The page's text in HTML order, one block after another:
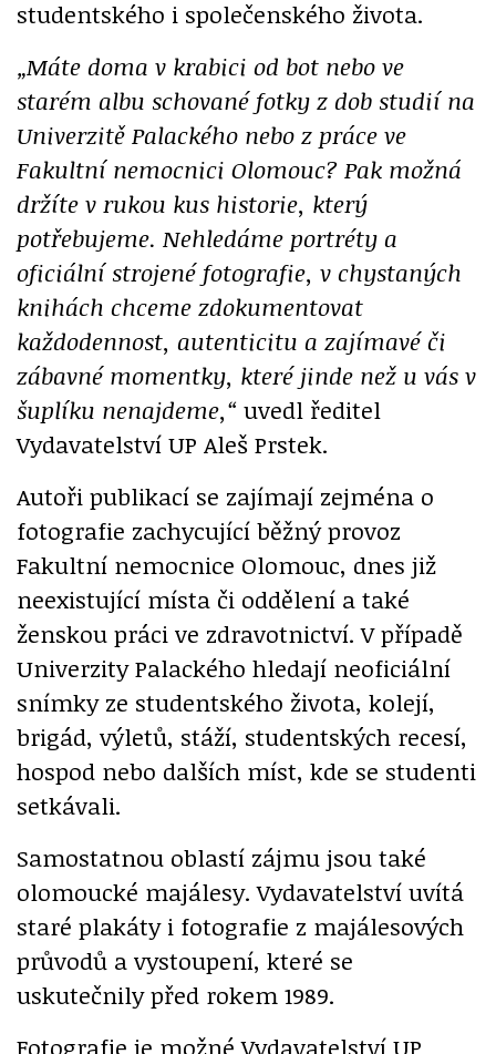
studentského i společenského života.
„Máte doma v krabici od bot nebo ve
starém albu schované fotky z dob studií na
Univerzitě Palackého nebo z práce ve
Fakultní nemocnici Olomouc? Pak možná
držíte v rukou kus historie, který
potřebujeme. Nehledáme portréty a
oficiální strojené fotografie, v chystaných
knihách chceme zdokumentovat
každodennost, autenticitu a zajímavé či
zábavné momentky, které jinde než u vás v
šuplíku nenajdeme,“ uvedl ředitel
Vydavatelství UP Aleš Prstek.
Autoři publikací se zajímají zejména o
fotografie zachycující běžný provoz
Fakultní nemocnice Olomouc, dnes již
neexistující místa či oddělení a také
ženskou práci ve zdravotnictví. V případě
Univerzity Palackého hledají neoficiální
snímky ze studentského života, kolejí,
brigád, výletů, stáží, studentských recesí,
hospod nebo dalších míst, kde se studenti
setkávali.
Samostatnou oblastí zájmu jsou také
olomoucké majálesy. Vydavatelství uvítá
staré plakáty i fotografie z majálesových
průvodů a vystoupení, které se
uskutečnily před rokem 1989.
Fotografie je možné Vydavatelství UP